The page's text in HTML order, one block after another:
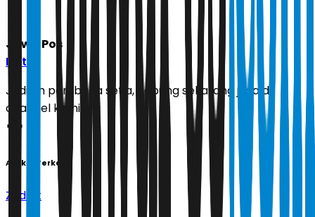
Jawa Pos
Ikuti
Jadilah pembaca setia, gabung sekarang juga di
channel kami!
Artikel Terkait
Zodiak